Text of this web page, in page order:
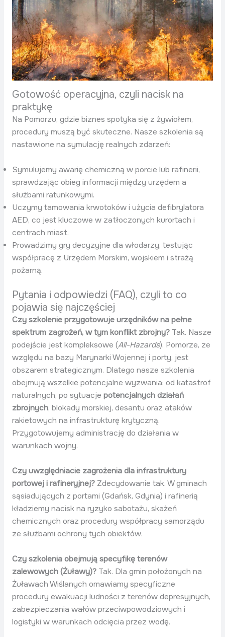
Gotowość operacyjna, czyli nacisk na
praktykę
Na Pomorzu, gdzie biznes spotyka się z żywiołem,
procedury muszą być skuteczne. Nasze szkolenia są
nastawione na symulację realnych zdarzeń:
Symulujemy awarię chemiczną w porcie lub rafinerii,
sprawdzając obieg informacji między urzędem a
służbami ratunkowymi.
Uczymy tamowania krwotoków i użycia defibrylatora
AED, co jest kluczowe w zatłoczonych kurortach i
centrach miast.
Prowadzimy gry decyzyjne dla włodarzy, testując
współpracę z Urzędem Morskim, wojskiem i strażą
pożarną.
Pytania i odpowiedzi (FAQ), czyli to co
pojawia się najczęściej
Czy szkolenie przygotowuje urzędników na pełne
spektrum zagrożeń, w tym konflikt zbrojny?Tak. Nasze
podejście jest kompleksowe (All-Hazards). Pomorze, ze
względu na bazy Marynarki Wojennej i porty, jest
obszarem strategicznym. Dlatego nasze szkolenia
obejmują wszelkie potencjalne wyzwania: od katastrof
naturalnych, po sytuacje potencjalnych działań
zbrojnych, blokady morskiej, desantu oraz ataków
rakietowych na infrastrukturę krytyczną.
Przygotowujemy administrację do działania w
warunkach wojny.
Czy uwzględniacie zagrożenia dla infrastruktury
portowej i rafineryjnej?Zdecydowanie tak. W gminach
sąsiadujących z portami (Gdańsk, Gdynia) i rafinerią
kładziemy nacisk na ryzyko sabotażu, skażeń
chemicznych oraz procedury współpracy samorządu
ze służbami ochrony tych obiektów.
Czy szkolenia obejmują specyfikę terenów
zalewowych (Żuławy)?Tak. Dla gmin położonych na
Żuławach Wiślanych omawiamy specyficzne
procedury ewakuacji ludności z terenów depresyjnych,
zabezpieczania wałów przeciwpowodziowych i
logistyki w warunkach odcięcia przez wodę.